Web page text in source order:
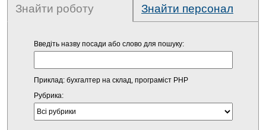
Знайти роботу Знайти персонал
Введіть назву посади або слово для пошуку:
Приклад: бухгалтер на склад, програміст PHP
Рубрика: